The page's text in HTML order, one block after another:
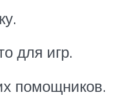
для игр.
помощников.